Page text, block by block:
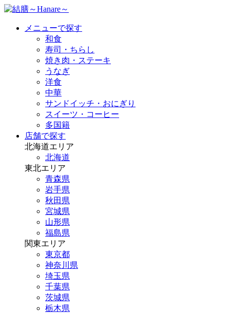
メニューで探す
和食
寿司・ちらし
焼き肉・ステーキ
うなぎ
洋食
中華
サンドイッチ・おにぎり
スイーツ・コーヒー
多国籍
店舗で探す
北海道エリア
北海道
東北エリア
青森県
岩手県
秋田県
宮城県
山形県
福島県
関東エリア
東京都
神奈川県
埼玉県
千葉県
茨城県
栃木県